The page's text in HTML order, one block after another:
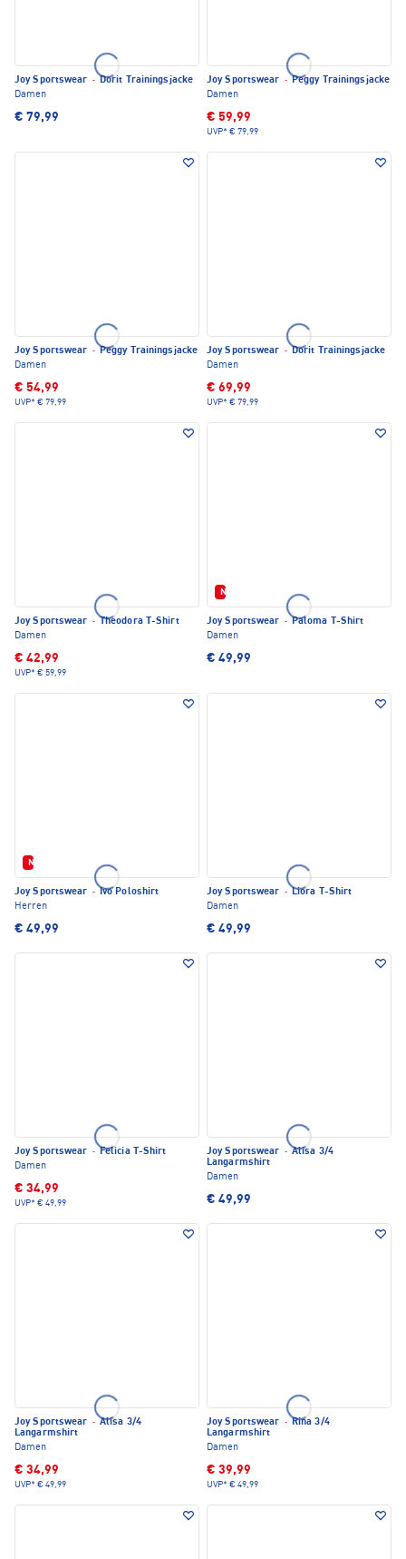
Joy Sportswear · Dorit Trainingsjacke
Damen
€ 79,99
Joy Sportswear · Peggy Trainingsjacke
Damen
€ 59,99
UVP* € 79,99
Joy Sportswear · Peggy Trainingsjacke
Damen
€ 54,99
UVP* € 79,99
Joy Sportswear · Dorit Trainingsjacke
Damen
€ 69,99
UVP* € 79,99
Joy Sportswear · Theodora T-Shirt
Damen
€ 42,99
UVP* € 59,99
Neu
Joy Sportswear · Paloma T-Shirt
Damen
€ 49,99
Neu
Joy Sportswear · Ivo Poloshirt
Herren
€ 49,99
Joy Sportswear · Liora T-Shirt
Damen
€ 49,99
Joy Sportswear · Felicia T-Shirt
Damen
€ 34,99
UVP* € 49,99
Joy Sportswear · Alisa 3/4
Langarmshirt
Damen
€ 49,99
Joy Sportswear · Alisa 3/4
Langarmshirt
Damen
€ 34,99
UVP* € 49,99
Joy Sportswear · Rina 3/4
Langarmshirt
Damen
€ 39,99
UVP* € 49,99